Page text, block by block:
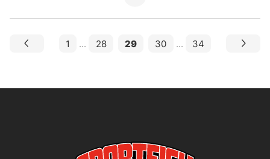
1 ... 28 29 30 ... 34